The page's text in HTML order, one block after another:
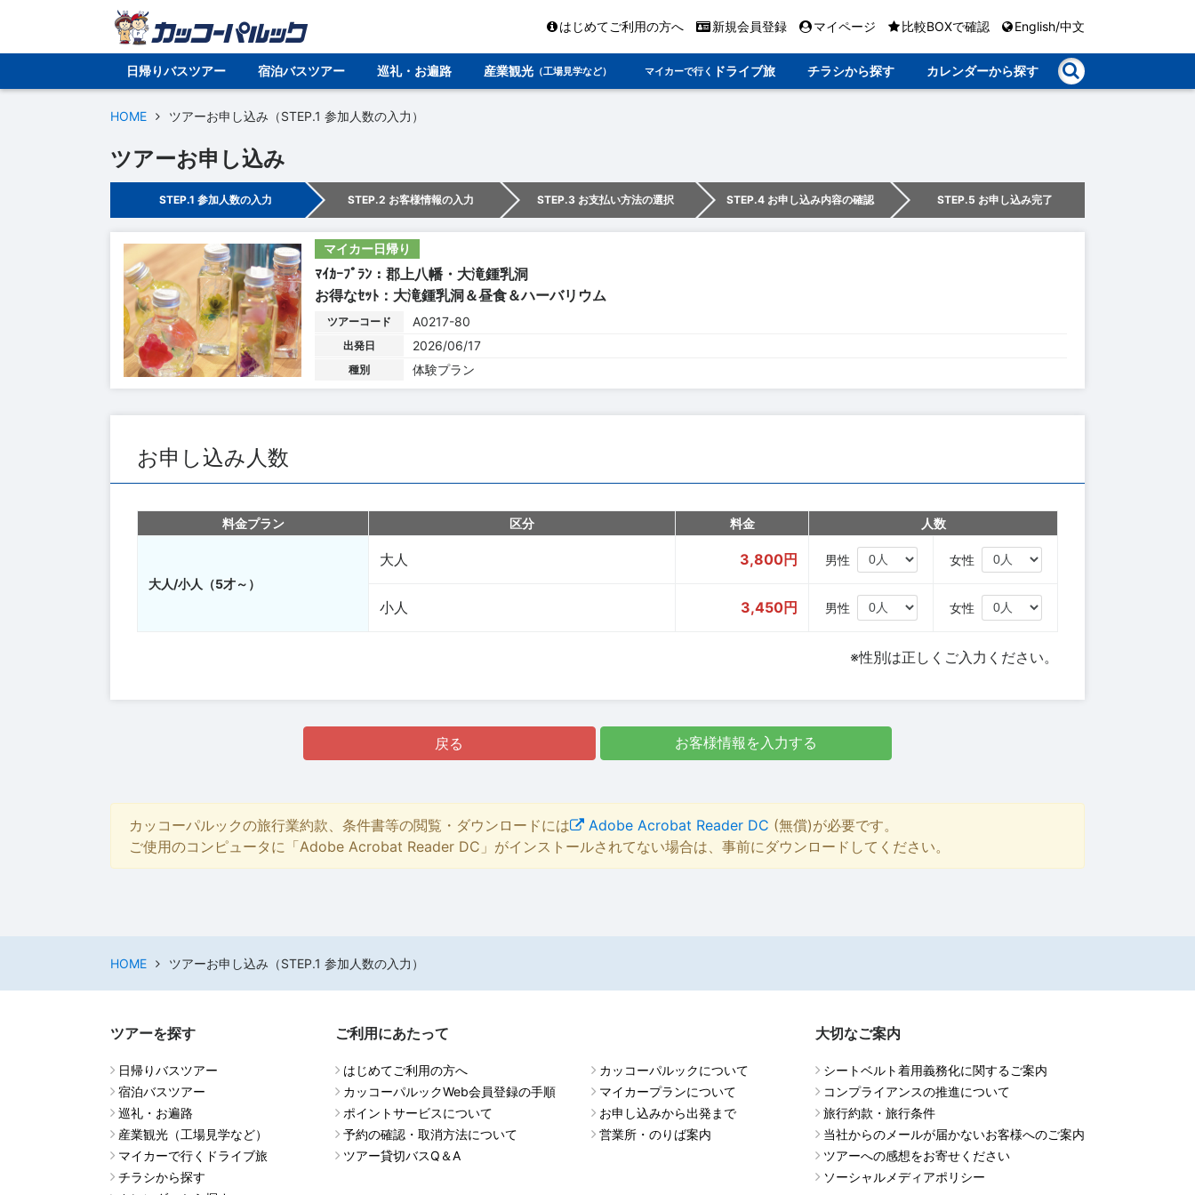
はじめてご利用の方へ 新規会員登録 マイページ 比較BOXで確認 English/中文
日帰りバスツアー 宿泊バスツアー 巡礼・お遍路 産業観光 （工場見学など） マイカーで行く ドライブ旅 チラシから探す カレンダーから探す
HOME ツアーお申し込み（STEP.1 参加人数の入力）
ツアーお申し込み
STEP.1 参加人数の入力 STEP.2 お客様情報の入力 STEP.3 お支払い方法の選択 STEP.4 お申し込み内容の確認 STEP.5 お申し込み完了
マイカー日帰り
ﾏｲｶｰﾌﾟﾗﾝ：郡上八幡・大滝鍾乳洞
お得なｾｯﾄ：大滝鍾乳洞＆昼食＆ハーバリウム
ツアーコード A0217-80
出発日 2026/06/17
種別 体験プラン
お申し込み人数
料金プラン 区分 料金 人数
大人/小人（5才～）
大人 3,800円 男性 女性
小人 3,450円 男性 女性
※性別は正しくご入力ください。
戻る お客様情報を入力する
カッコーパルックの旅行業約款、条件書等の閲覧・ダウンロードには Adobe Acrobat Reader DC (無償)が必要です。
ご使用のコンピュータに「Adobe Acrobat Reader DC」がインストールされてない場合は、事前にダウンロードしてください。
HOME ツアーお申し込み（STEP.1 参加人数の入力）
ツアーを探す
日帰りバスツアー
宿泊バスツアー
巡礼・お遍路
産業観光（工場見学など）
マイカーで行くドライブ旅
チラシから探す
ご利用にあたって
はじめてご利用の方へ
カッコーパルックWeb会員登録の手順
ポイントサービスについて
予約の確認・取消方法について
ツアー貸切バスQ＆A
カッコーパルックについて
マイカープランについて
お申し込みから出発まで
営業所・のりば案内
大切なご案内
シートベルト着用義務化に関するご案内
コンプライアンスの推進について
旅行約款・旅行条件
当社からのメールが届かないお客様へのご案内
ツアーへの感想をお寄せください
ソーシャルメディアポリシー